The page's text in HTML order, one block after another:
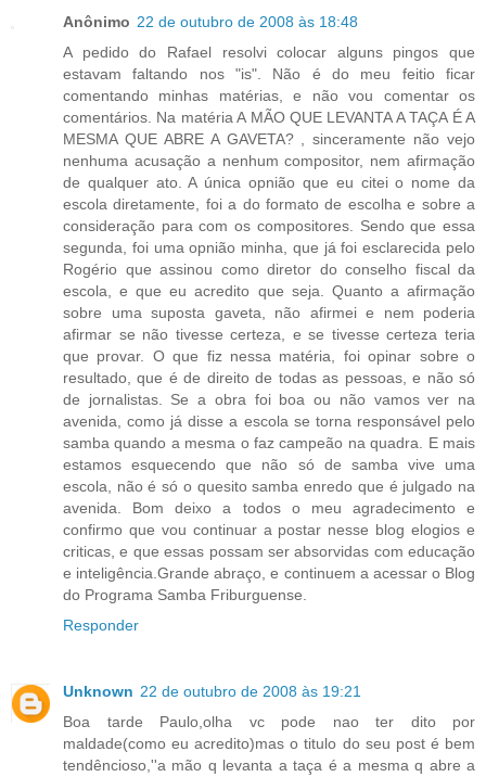
Anônimo 22 de outubro de 2008 às 18:48
A pedido do Rafael resolvi colocar alguns pingos que
estavam faltando nos "is". Não é do meu feitio ficar
comentando minhas matérias, e não vou comentar os
comentários. Na matéria A MÃO QUE LEVANTA A TAÇA É A
MESMA QUE ABRE A GAVETA? , sinceramente não vejo
nenhuma acusação a nenhum compositor, nem afirmação
de qualquer ato. A única opnião que eu citei o nome da
escola diretamente, foi a do formato de escolha e sobre a
consideração para com os compositores. Sendo que essa
segunda, foi uma opnião minha, que já foi esclarecida pelo
Rogério que assinou como diretor do conselho fiscal da
escola, e que eu acredito que seja. Quanto a afirmação
sobre uma suposta gaveta, não afirmei e nem poderia
afirmar se não tivesse certeza, e se tivesse certeza teria
que provar. O que fiz nessa matéria, foi opinar sobre o
resultado, que é de direito de todas as pessoas, e não só
de jornalistas. Se a obra foi boa ou não vamos ver na
avenida, como já disse a escola se torna responsável pelo
samba quando a mesma o faz campeão na quadra. E mais
estamos esquecendo que não só de samba vive uma
escola, não é só o quesito samba enredo que é julgado na
avenida. Bom deixo a todos o meu agradecimento e
confirmo que vou continuar a postar nesse blog elogios e
criticas, e que essas possam ser absorvidas com educação
e inteligência.Grande abraço, e continuem a acessar o Blog
do Programa Samba Friburguense.
Responder
Unknown 22 de outubro de 2008 às 19:21
Boa tarde Paulo,olha vc pode nao ter dito por
maldade(como eu acredito)mas o titulo do seu post é bem
tendêncioso,''a mão q levanta a taça é a mesma q abre a